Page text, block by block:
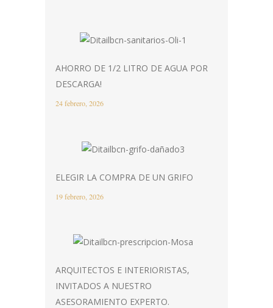
AHORRO DE 1/2 LITRO DE AGUA POR
DESCARGA!
24 febrero, 2026
ELEGIR LA COMPRA DE UN GRIFO
19 febrero, 2026
ARQUITECTOS E INTERIORISTAS,
INVITADOS A NUESTRO
ASESORAMIENTO EXPERTO.